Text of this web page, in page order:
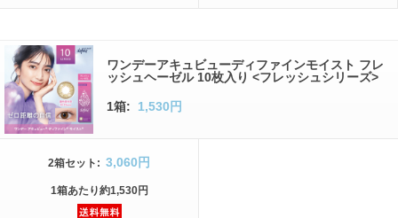
ワンデーアキュビューディファインモイスト フレ
ッシュヘーゼル 10枚入り <フレッシュシリーズ>
1箱: 1,530円
2箱セット : 3,060円
1箱あたり約1,530円